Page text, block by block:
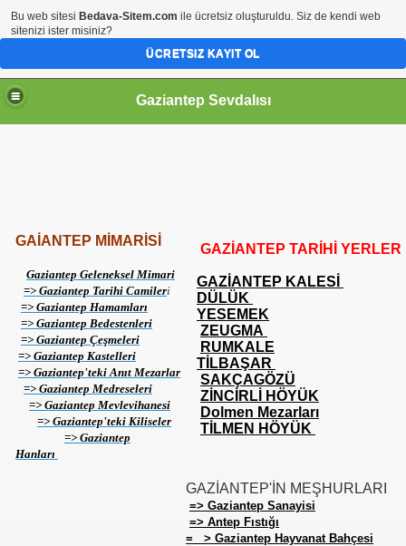
Gaziantep Sevdalısı
GAİANTEP MİMARİSİ
Gaziantep Geleneksel Mimari
=> Gaziantep Tarihi Camileri
=> Gaziantep Hamamları
=> Gaziantep Bedestenleri
=> Gaziantep Çeşmeleri
=> Gaziantep Kastelleri
=> Gaziantep'teki Anıt Mezarlar
=> Gaziantep Medreseleri
=> Gaziantep Mevlevihanesi
=> Gaziantep'teki Kiliseler
=> Gaziantep
Hanları
GAZİANTEP TARİHİ YERLER
GAZİANTEP KALESİ
DÜLÜK
YESEMEK
ZEUGMA
RUMKALE
TİLBAŞAR
SAKÇAGÖZÜ
ZİNCİRLİ HÖYÜK
Dolmen Mezarları
TİLMEN HÖYÜK
GAZİANTEP'İN MEŞHURLARI
=> Gaziantep Sanayisi
=> Antep Fıstığı
= > Gaziantep Hayvanat Bahçesi
Bu web sitesi Bedava-Sitem.com ile ücretsiz oluşturuldu. Siz de kendi web
sitenizi ister misiniz?
ÜCRETSIZ KAYIT OL